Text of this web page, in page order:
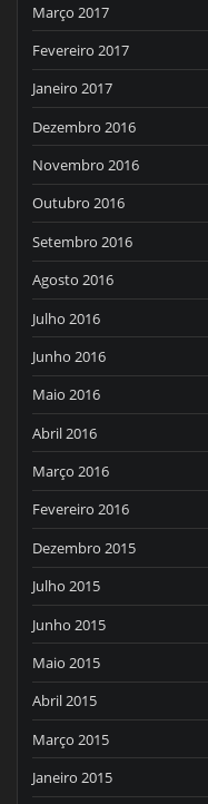
Março 2017
Fevereiro 2017
Janeiro 2017
Dezembro 2016
Novembro 2016
Outubro 2016
Setembro 2016
Agosto 2016
Julho 2016
Junho 2016
Maio 2016
Abril 2016
Março 2016
Fevereiro 2016
Dezembro 2015
Julho 2015
Junho 2015
Maio 2015
Abril 2015
Março 2015
Janeiro 2015